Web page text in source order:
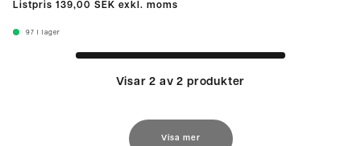
Listpris 139,00 SEK exkl. moms
97 I lager
Visar 2 av 2 produkter
Visa mer